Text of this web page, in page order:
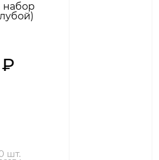
набор
шт.